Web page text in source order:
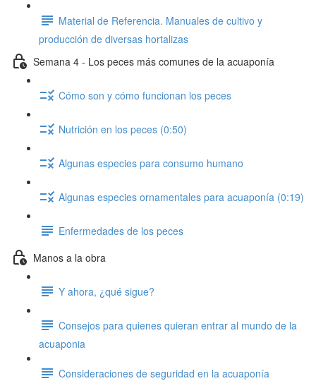
Material de Referencia. Manuales de cultivo y
producción de diversas hortalizas
Semana 4 - Los peces más comunes de la acuaponía
Cómo son y cómo funcionan los peces
Nutrición en los peces (0:50)
Algunas especies para consumo humano
Algunas especies ornamentales para acuaponía (0:19)
Enfermedades de los peces
Manos a la obra
Y ahora, ¿qué sigue?
Consejos para quienes quieran entrar al mundo de la
acuaponia
Consideraciones de seguridad en la acuaponía